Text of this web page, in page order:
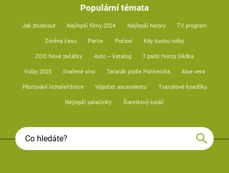
Populární témata
Jak zhubnout Nejlepší filmy 2024 Nejlepší horory TV program
Změna času Partie Počasí Kdy budou volby
ZOO Nové začátky Auto – katalog 7 pádů Honzy Dědka
Volby 2025 Svařené víno Tatarák podle Pohlreicha Aloe vera
Pěstování lichořeřišnice Výpočet ascendentu Tvarohové knedlíky
Nejlepší palačinky Švestkový koláč